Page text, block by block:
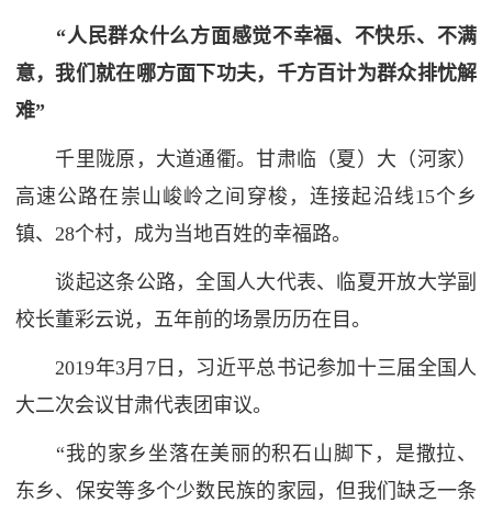
“人民群众什么方面感觉不幸福、不快乐、不满
意，我们就在哪方面下功夫，千方百计为群众排忧解
难”
千里陇原，大道通衢。甘肃临（夏）大（河家）
高速公路在崇山峻岭之间穿梭，连接起沿线15个乡
镇、28个村，成为当地百姓的幸福路。
谈起这条公路，全国人大代表、临夏开放大学副
校长董彩云说，五年前的场景历历在目。
2019年3月7日，习近平总书记参加十三届全国人
大二次会议甘肃代表团审议。
“我的家乡坐落在美丽的积石山脚下，是撒拉、
东乡、保安等多个少数民族的家园，但我们缺乏一条